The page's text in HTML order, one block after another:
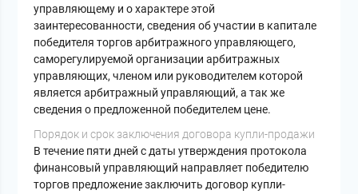
управляющему и о характере этой
заинтересованности, сведения об участии в капитале
победителя торгов арбитражного управляющего,
саморегулируемой организации арбитражных
управляющих, членом или руководителем которой
является арбитражный управляющий, а так же
сведения о предложенной победителем цене.
Порядок и срок заключения договора купли-продажи
В течение пяти дней с даты утверждения протокола
финансовый управляющий направляет победителю
торгов предложение заключить договор купли-